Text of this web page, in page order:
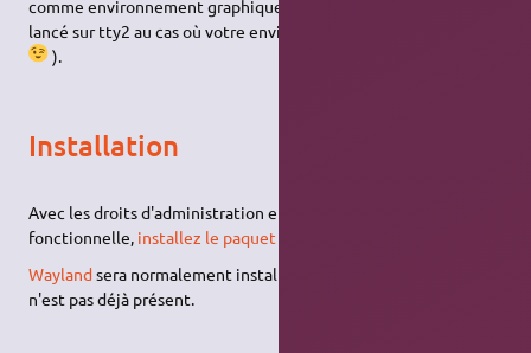
comme environnement graphique de secours pouvant être
lancé sur tty2 au cas où votre environnement principal crashe
).
Installation
Avec les droits d'administration et une connexion internet
fonctionnelle, installez le paquet
Waylandsera normalement installé comme dépendance si il
n'est pas déjà présent.